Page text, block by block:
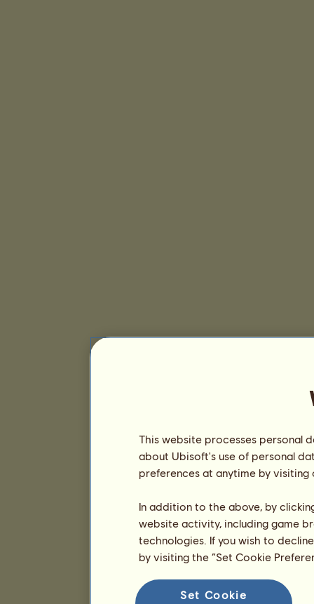
This website processes personal
about Ubisoft's use of personal
preferences at anytime by
In addition to the above, by
website activity, including game
technologies. If you wish to
by visiting the “Set Cookie
Set Cookie